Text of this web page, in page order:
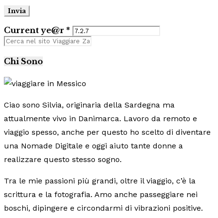
Current ye@r *
Chi Sono
Ciao sono Silvia, originaria della Sardegna ma
attualmente vivo in Danimarca. Lavoro da remoto e
viaggio spesso, anche per questo ho scelto di diventare
una Nomade Digitale e oggi aiuto tante donne a
realizzare questo stesso sogno.
Tra le mie passioni più grandi, oltre il viaggio, c’è la
scrittura e la fotografia. Amo anche passeggiare nei
boschi, dipingere e circondarmi di vibrazioni positive.